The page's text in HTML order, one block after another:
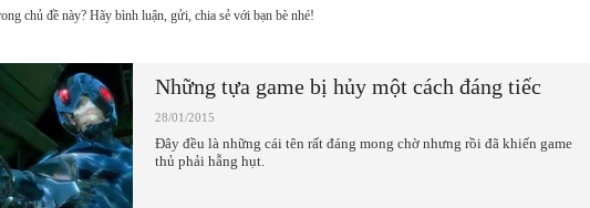
chủ đề này? Hãy bình luận, gửi, chia sẻ với bạn bè nhé!
Những tựa game bị hủy một cách đáng tiếc
28/01/2015
Đây đều là những cái tên rất đáng mong chờ nhưng rồi đã khiến game
thủ phải hẫng hụt.